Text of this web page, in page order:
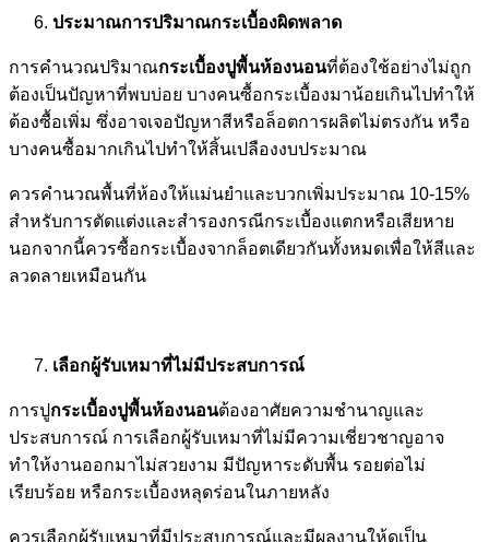
ประมาณการปริมาณกระเบื้องผิดพลาด
การคำนวณปริมาณกระเบื้องปูพื้นห้องนอนที่ต้องใช้อย่างไม่ถูก
ต้องเป็นปัญหาที่พบบ่อย บางคนซื้อกระเบื้องมาน้อยเกินไปทำให้
ต้องซื้อเพิ่ม ซึ่งอาจเจอปัญหาสีหรือล็อตการผลิตไม่ตรงกัน หรือ
บางคนซื้อมากเกินไปทำให้สิ้นเปลืองงบประมาณ
ควรคำนวณพื้นที่ห้องให้แม่นยำและบวกเพิ่มประมาณ 10-15%
สำหรับการตัดแต่งและสำรองกรณีกระเบื้องแตกหรือเสียหาย
นอกจากนี้ควรซื้อกระเบื้องจากล็อตเดียวกันทั้งหมดเพื่อให้สีและ
ลวดลายเหมือนกัน
เลือกผู้รับเหมาที่ไม่มีประสบการณ์
การปูกระเบื้องปูพื้นห้องนอนต้องอาศัยความชำนาญและ
ประสบการณ์ การเลือกผู้รับเหมาที่ไม่มีความเชี่ยวชาญอาจ
ทำให้งานออกมาไม่สวยงาม มีปัญหาระดับพื้น รอยต่อไม่
เรียบร้อย หรือกระเบื้องหลุดร่อนในภายหลัง
ควรเลือกผู้รับเหมาที่มีประสบการณ์และมีผลงานให้ดูเป็น